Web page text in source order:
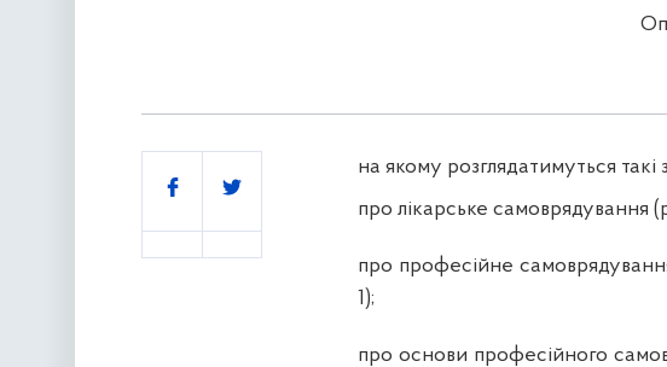
на якому розглядатимуться
про лікарське самоврядування
про професійне
1);
про основи професійного
Поділитись